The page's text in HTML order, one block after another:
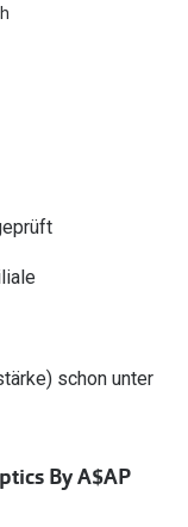
schon unter
By A$AP